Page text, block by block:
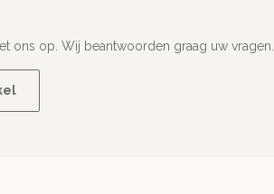
ons op. Wij beantwoorden graag uw vragen.